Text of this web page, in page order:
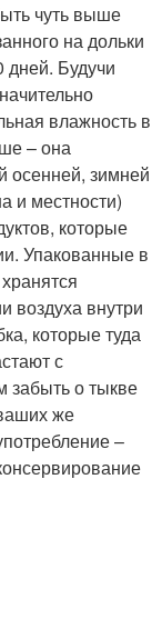
чуть выше
на дольки
Будучи
влажность в
– она
осенней, зимней
и местности)
которые
Упакованные в
воздуха внутри
которые туда
с
забыть о тыкве
же
–